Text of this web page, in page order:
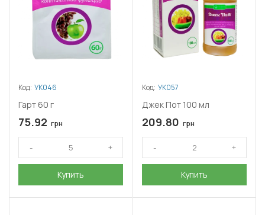
Код: УК046
Гарт 60 г
75.92 грн
Купить
Код: УК057
Джек Пот 100 мл
209.80 грн
Купить